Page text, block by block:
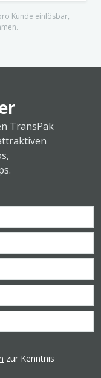
Kunde einlösbar,
TransPak
zur Kenntnis